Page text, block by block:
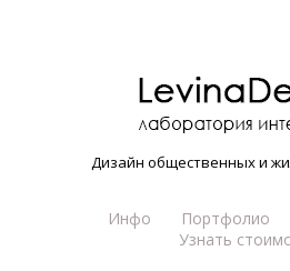
Дизайн общественных и
Инфо Портфолио
Узнать